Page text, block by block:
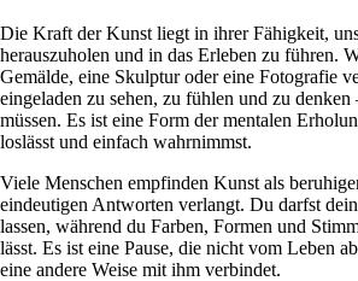
Die Kraft der Kunst liegt in ihrer Fähigkeit,
herauszuholen und in das Erleben zu führen.
Gemälde, eine Skulptur oder eine Fotografie
eingeladen zu sehen, zu fühlen und zu denken
müssen. Es ist eine Form der mentalen
loslässt und einfach wahrnimmst.
Viele Menschen empfinden Kunst als
eindeutigen Antworten verlangt. Du darfst
lassen, während du Farben, Formen und
lässt. Es ist eine Pause, die nicht vom Leben
eine andere Weise mit ihm verbindet.